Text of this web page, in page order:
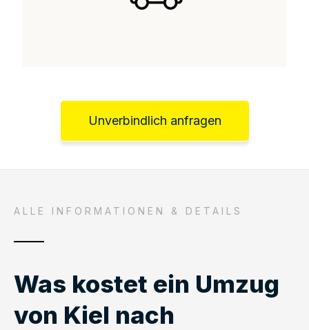
Unverbindlich anfragen
ALLE INFORMATIONEN & DETAILS
Was kostet ein Umzug
von Kiel nach